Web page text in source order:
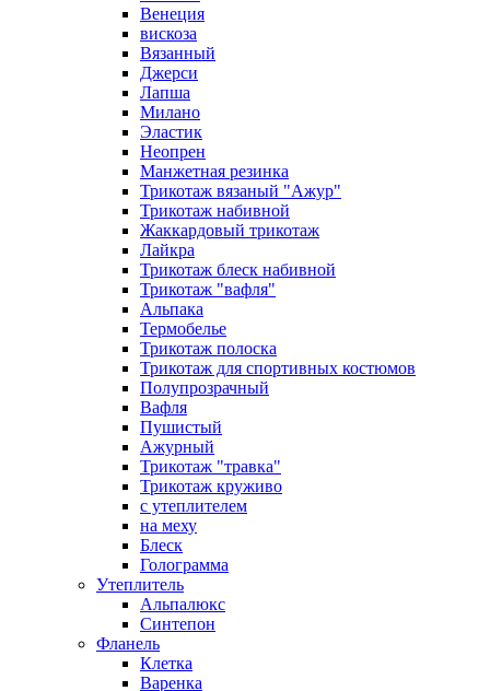
Венеция
вискоза
Вязанный
Джерси
Лапша
Милано
Эластик
Неопрен
Манжетная резинка
Трикотаж вязаный "Ажур"
Трикотаж набивной
Жаккардовый трикотаж
Лайкра
Трикотаж блеск набивной
Трикотаж "вафля"
Альпака
Термобелье
Трикотаж полоска
Трикотаж для спортивных костюмов
Полупрозрачный
Вафля
Пушистый
Ажурный
Трикотаж "травка"
Трикотаж круживо
с утеплителем
на меху
Блеск
Голограмма
Утеплитель
Альпалюкс
Синтепон
Фланель
Клетка
Варенка